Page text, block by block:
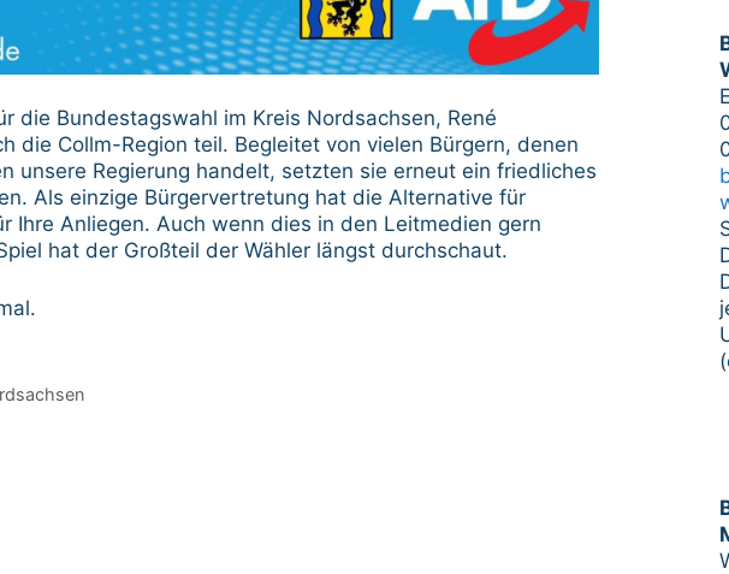
die Bundestagswahl im Kreis Nordsachsen, René
die Collm-Region teil. Begleitet von vielen Bürgern, denen
unsere Regierung handelt, setzten sie erneut ein friedliches
Als einzige Bürgervertretung hat die Alternative für
Ihre Anliegen. Auch wenn dies in den Leitmedien gern
hat der Großteil der Wähler längst durchschaut.